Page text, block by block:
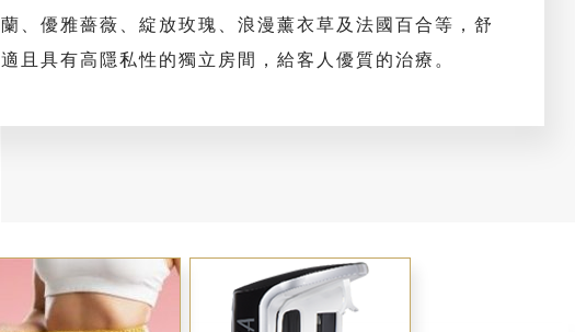
蘭、優雅薔薇、綻放玫瑰、浪漫薰衣草及法國百合等，舒
適且具有高隱私性的獨立房間，給客人優質的治療。